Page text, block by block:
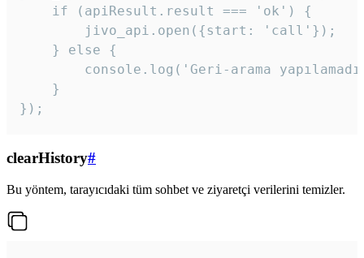
    if (apiResult.result === 'ok') {
        jivo_api.open({start: 'call'});
    } else {
console.log('Geri-arama
    }
});
clearHistory#
Bu yöntem, tarayıcıdaki tüm sohbet ve ziyaretçi verilerini temizler.